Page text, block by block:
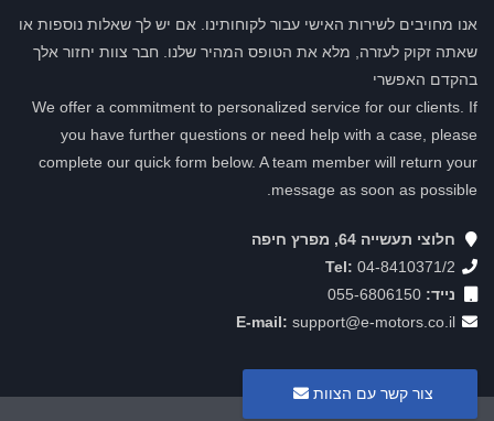
אנו מחויבים לשירות האישי עבור לקוחותינו. אם יש לך שאלות נוספות או
שאתה זקוק לעזרה, מלא את הטופס המהיר שלנו. חבר צוות יחזור אלך
בהקדם האפשרי
We offer a commitment to personalized service for our clients. If
you have further questions or need help with a case, please
complete our quick form below. A team member will return your
message as soon as possible.
חלוצי תעשייה 64, מפרץ חיפה
Tel: 04-8410371/2
נייד: 055-6806150
E-mail: support@e-motors.co.il
צור קשר עם הצוות